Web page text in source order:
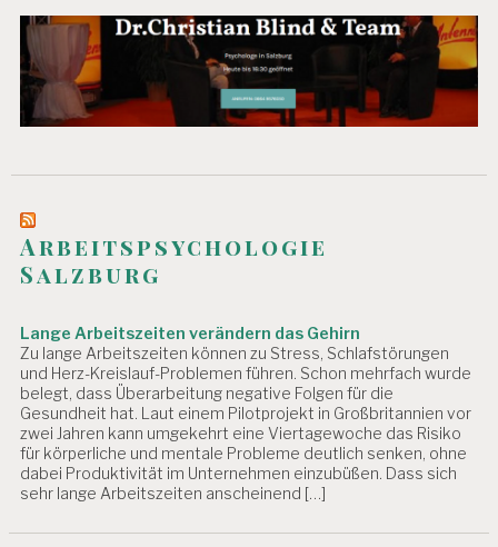
Arbeitspsychologie
Salzburg
Lange Arbeitszeiten verändern das Gehirn
Zu lange Arbeitszeiten können zu Stress, Schlafstörungen
und Herz-Kreislauf-Problemen führen. Schon mehrfach wurde
belegt, dass Überarbeitung negative Folgen für die
Gesundheit hat. Laut einem Pilotprojekt in Großbritannien vor
zwei Jahren kann umgekehrt eine Viertagewoche das Risiko
für körperliche und mentale Probleme deutlich senken, ohne
dabei Produktivität im Unternehmen einzubüßen. Dass sich
sehr lange Arbeitszeiten anscheinend […]